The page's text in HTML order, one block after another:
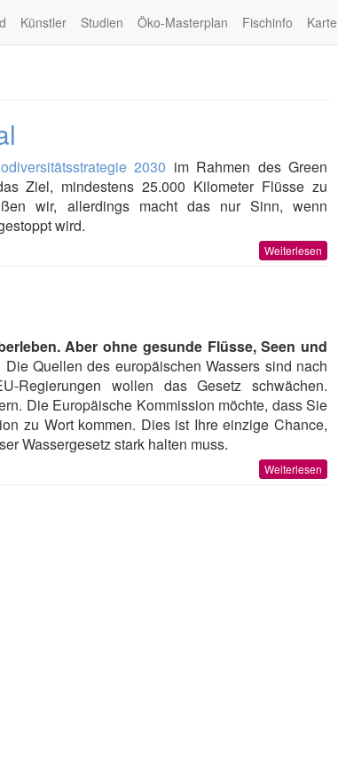
Künstler Studien Öko-Masterplan Fischinfo Karte
2030 im Rahmen des Green
Ziel, mindestens 25.000 Kilometer Flüsse zu
wir, allerdings macht das nur Sinn, wenn
wird.
Weiterlesen
Aber ohne gesunde Flüsse, Seen und
Die Quellen des europäischen Wassers sind nach
Regierungen wollen das Gesetz schwächen.
Die Europäische Kommission möchte, dass Sie
zu Wort kommen. Dies ist Ihre einzige Chance,
Wassergesetz stark halten muss.
Weiterlesen